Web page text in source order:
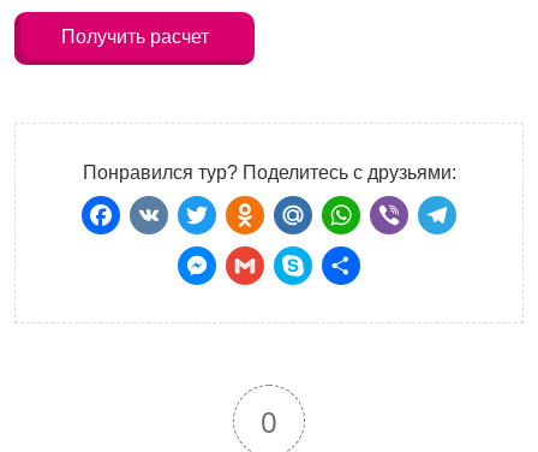
Получить расчет
Понравился тур? Поделитесь с друзьями:
Facebook
VKTwitter
Odnoklassniki
Mail.Ru
WhatsApp
Отправить
0